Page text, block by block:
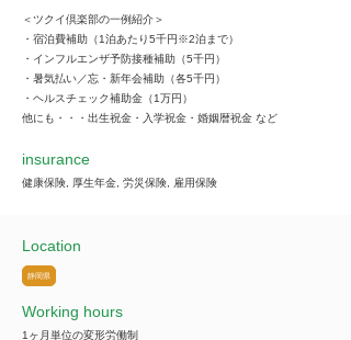
＜ツクイ倶楽部の一例紹介＞
・宿泊費補助（1泊あたり5千円※2泊まで）
・インフルエンザ予防接種補助（5千円）
・暑気払い／忘・新年会補助（各5千円）
・ヘルスチェック補助金（1万円）
他にも・・・出生祝金・入学祝金・婚姻暦祝金 など
insurance
健康保険, 厚生年金, 労災保険, 雇用保険
Location
静岡県
Working hours
1ヶ月単位の変形労働制